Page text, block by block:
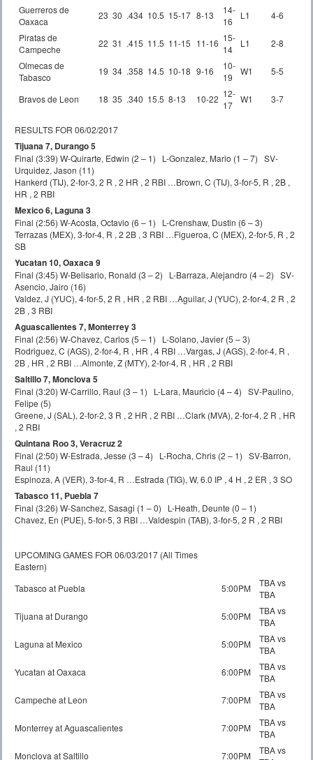
Guerreros de
Oaxaca
23 30 .434 10.5 15-17 8-13
14-
16
L1
4-6
Piratas de
Campeche
22 31 .415 11.5 11-15 11-16 15-
14
L1
2-8
Olmecas de
Tabasco
19 34 .358 14.5 10-18 9-16
10-
19
W1 5-5
Bravos de Leon 18 35 .340 15.5 8-13 10-22 12-
17
W1 3-7
RESULTS FOR 06/02/2017
Tijuana 7, Durango 5
Final (3:39) W-Quirarte, Edwin (2 – 1) L-Gonzalez, Mario (1 – 7) SV-
Urquidez, Jason (11)
Hankerd (TIJ), 2-for-3, 2 R , 2 HR , 2 RBI …Brown, C (TIJ), 3-for-5, R , 2B ,
HR , 2 RBI
Mexico 6, Laguna 3
Final (2:56) W-Acosta, Octavio (6 – 1) L-Crenshaw, Dustin (6 – 3)
Terrazas (MEX), 3-for-4, R , 2 2B , 3 RBI …Figueroa, C (MEX), 2-for-5, R , 2
SB
Yucatan 10, Oaxaca 9
Final (3:45) W-Belisario, Ronald (3 – 2) L-Barraza, Alejandro (4 – 2) SV-
Asencio, Jairo (16)
Valdez, J (YUC), 4-for-5, 2 R , HR , 2 RBI …Aguilar, J (YUC), 2-for-4, 2 R , 2
2B , 3 RBI
Aguascalientes 7, Monterrey 3
Final (2:56) W-Chavez, Carlos (5 – 1) L-Solano, Javier (5 – 3)
Rodriguez, C (AGS), 2-for-4, R , HR , 4 RBI …Vargas, J (AGS), 2-for-4, R ,
2B , HR , 2 RBI …Almonte, Z (MTY), 2-for-4, R , HR , 2 RBI
Saltillo 7, Monclova 5
Final (3:20) W-Carrillo, Raul (3 – 1) L-Lara, Mauricio (4 – 4) SV-Paulino,
Felipe (5)
Greene, J (SAL), 2-for-2, 3 R , 2 HR , 2 RBI …Clark (MVA), 2-for-4, 2 R , HR
, 2 RBI
Quintana Roo 3, Veracruz 2
Final (2:50) W-Estrada, Jesse (3 – 4) L-Rocha, Chris (2 – 1) SV-Barron,
Raul (11)
Espinoza, A (VER), 3-for-4, R …Estrada (TIG), W, 6.0 IP , 4 H , 2 ER , 3 SO
Tabasco 11, Puebla 7
Final (3:26) W-Sanchez, Sasagi (1 – 0) L-Heath, Deunte (0 – 1)
Chavez, En (PUE), 5-for-5, 3 RBI …Valdespin (TAB), 3-for-5, 2 R , 2 RBI
UPCOMING GAMES FOR 06/03/2017 (All Times
Eastern)
Tabasco at Puebla
5:00PM
TBA vs
TBA
Tijuana at Durango
5:00PM
TBA vs
TBA
Laguna at Mexico
5:00PM
TBA vs
TBA
Yucatan at Oaxaca
6:00PM
TBA vs
TBA
Campeche at Leon
7:00PM
TBA vs
TBA
Monterrey at Aguascalientes
7:00PM
TBA vs
TBA
Monclova at Saltillo
7:00PM
TBA vs